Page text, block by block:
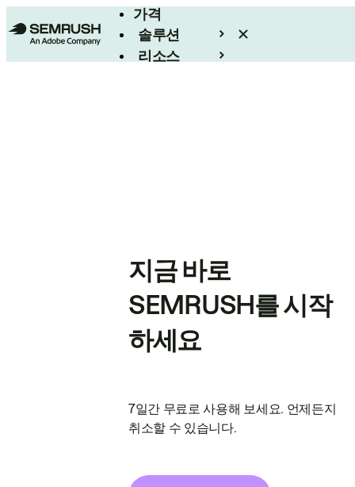
가격
솔루션
리소스
지금 바로
SEMRUSH를 시작
하세요
7일간 무료로 사용해 보세요. 언제든지
취소할 수 있습니다.